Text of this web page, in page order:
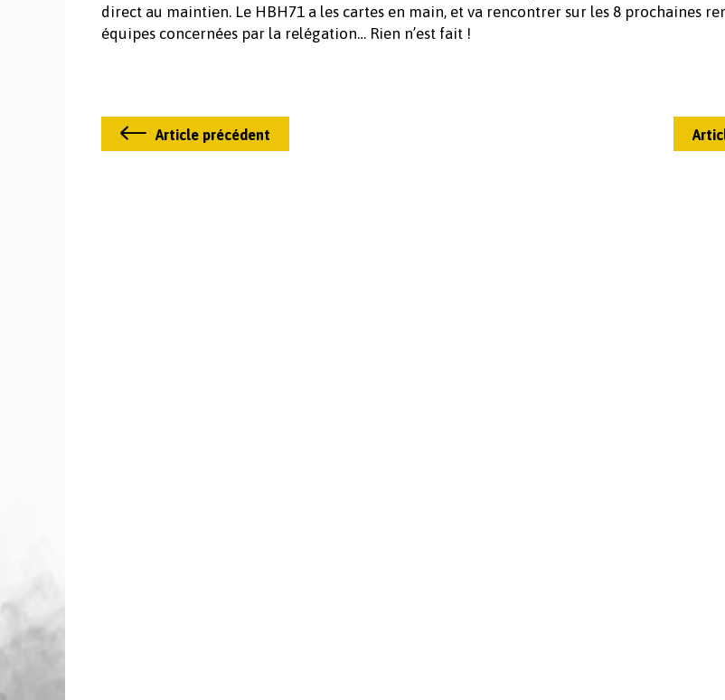
direct au maintien. Le HBH71 a les cartes en main, et va rencontrer sur les 8 prochaines
équipes concernées par la relégation… Rien n’est fait !
Article précédent